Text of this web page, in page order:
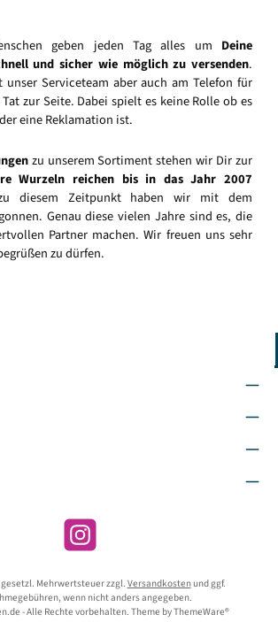
geben jeden Tag alles um Deine
und sicher wie möglich zu versenden.
unser Serviceteam aber auch am Telefon für
zur Seite. Dabei spielt es keine Rolle ob es
eine Reklamation ist.
zu unserem Sortiment stehen wir Dir zur
Wurzeln reichen bis in das Jahr 2007
diesem Zeitpunkt haben wir mit dem
Genau diese vielen Jahre sind es, die
Partner machen. Wir freuen uns sehr
zu dürfen.
Instagram
Mehrwertsteuer zzgl. Versandkostenund ggf.
wenn nicht anders angegeben.
- Alle Rechte vorbehalten. Theme byThemeWare®